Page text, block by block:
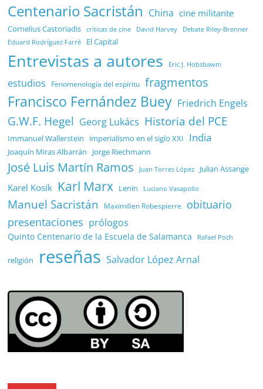
Centenario Sacristán China cine militante
Cornelius Castoriadis críticas de cine David Harvey Debate Riley-Brenner
Eduard Rodríguez Farré El Capital
Entrevistas a autores Eric J. Hobsbawm
estudios Fenomenología del espíritu fragmentos
Francisco Fernández Buey Friedrich Engels
G.W.F. Hegel Georg Lukács Historia del PCE
Immanuel Wallerstein imperialismo en el siglo XXI India
Joaquín Miras Albarrán Jorge Riechmann
José Luis Martín Ramos Juan Torres López Julian Assange
Karel Kosík Karl Marx Lenin Luciano Vasapollo
Manuel Sacristán Maximilien Robespierre
obituario
presentaciones prólogos
Quinto Centenario de la Escuela de Salamanca Rafael Poch
religión reseñas Salvador López Arnal